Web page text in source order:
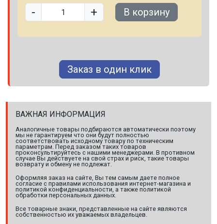
- + В корзину
Заказ в один клик
ВАЖНАЯ ИНФОРМАЦИЯ
Аналогичные товары подбираются автоматически поэтому
мы не гарантируем что они будут полностью
соответствовать исходному товару по техническим
параметрам. Перед заказом таких товаров
проконсультируйтесь с нашими менеджерами. В противном
случае Вы действуете на свой страх и риск, такие товары
возврату и обмену не подлежат.
Оформляя заказ на сайте, Вы тем самым даете полное
согласие с правилами использования интернет-магазина и
политикой конфиденциальности, а также политикой
обработки персональных данных.
Все товарные знаки, представленные на сайте являются
собственностью их уважаемых владельцев.